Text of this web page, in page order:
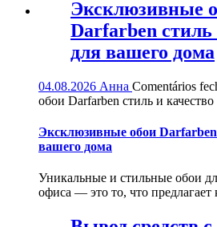
Эксклюзивные
Darfarben стиль
для вашего дома
04.08.2026 Анна Comentários
обои Darfarben стиль и
Эксклюзивные обои Darfarben
вашего дома
Уникальные и стильные обои
офиса — это то, что предлагает